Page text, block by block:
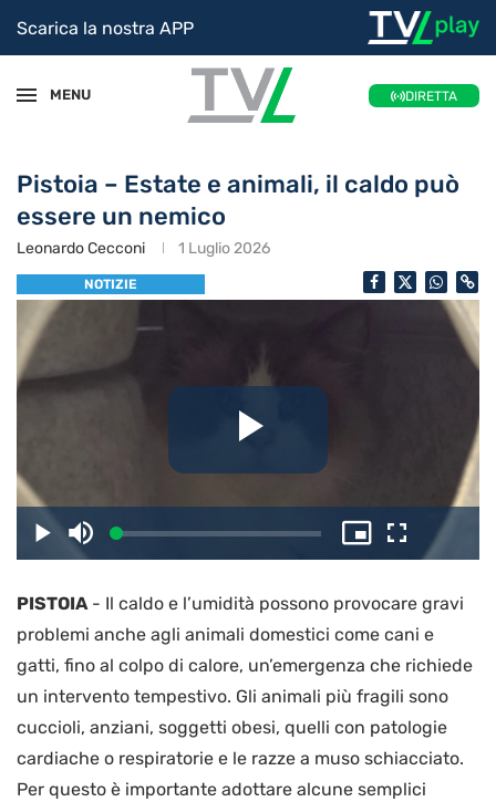
Scarica la nostra APP
MENU DIRETTA
Pistoia – Estate e animali, il caldo può
essere un nemico
Leonardo Cecconi 1 Luglio 2026
NOTIZIE
il
video
PlayDisattiva
l’audio
Caricato:
2.97%
Picture-
in-
Schermo
intero
PISTOIA- Il caldo e l’umidità possono provocare gravi
problemi anche agli animali domestici come cani e
gatti, fino al colpo di calore, un’emergenza che richiede
un intervento tempestivo. Gli animali più fragili sono
cuccioli, anziani, soggetti obesi, quelli con patologie
cardiache o respiratorie e le razze a muso schiacciato.
Per questo è importante adottare alcune semplici